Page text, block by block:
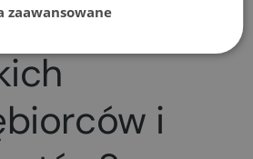
55 oznacza
i
zaawansowane